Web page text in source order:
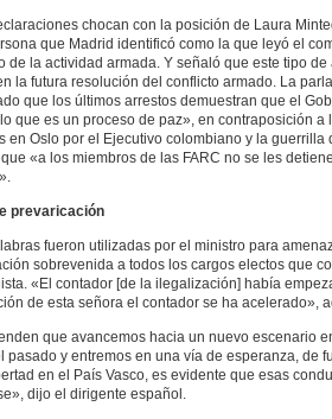
chocan con la posición de Laura
que Madrid identificó como la que leyó el
de la actividad armada. Y señaló que este tipo
la futura resolución del conflicto armado. La
que los últimos arrestos demuestran que el
que es un proceso de paz», en contraposición a
en Oslo por el Ejecutivo colombiano y la guerrilla
«a los miembros de las FARC no se les
prevaricación
fueron utilizadas por el ministro para
sobrevenida a todos los cargos electos que
«El contador [de la ilegalización] había
de esta señora el contador se ha acelerado»,
que avancemos hacia un nuevo escenario
pasado y entremos en una vía de esperanza, de
en el País Vasco, es evidente que esas
dijo el dirigente español.